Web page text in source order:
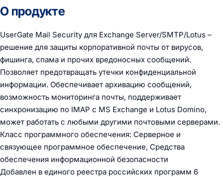
О продукте
UserGate Mail Security для Exchange Server/SMTP/Lotus –
решение для защиты корпоративной почты от вирусов,
фишинга, спама и прочих вредоносных сообщений.
Позволяет предотвращать утечки конфиденциальной
информации. Обеспечивает архивацию сообщений,
возможность мониторинга почты, поддерживает
синхронизацию по IMAP с MS Exchange и Lotus Domino,
может работать с любыми другими почтовыми серверами.
Класс программного обеспечения: Серверное и
связующее программное обеспечение, Средства
обеспечения информационной безопасности
Добавлен в единого реестра российских программ 6